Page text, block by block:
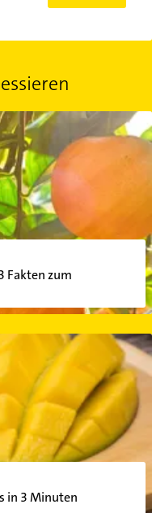
Fakten zum
zum Weihnachtsobst
in 3 Minuten
Minuten